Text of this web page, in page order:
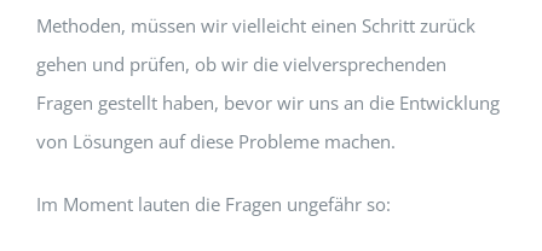
Methoden, müssen wir vielleicht einen Schritt zurück
gehen und prüfen, ob wir die vielversprechenden
Fragen gestellt haben, bevor wir uns an die Entwicklung
von Lösungen auf diese Probleme machen.
Im Moment lauten die Fragen ungefähr so: